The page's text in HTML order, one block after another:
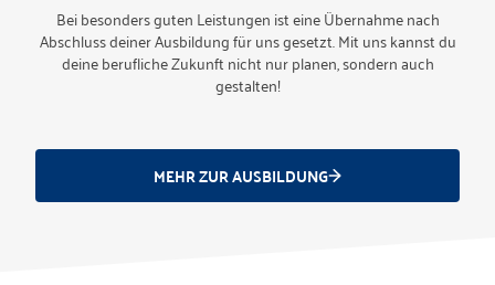
Bei besonders guten Leistungen ist eine Übernahme nach
Abschluss deiner Ausbildung für uns gesetzt. Mit uns kannst du
deine berufliche Zukunft nicht nur planen, sondern auch
gestalten!
MEHR ZUR AUSBILDUNG